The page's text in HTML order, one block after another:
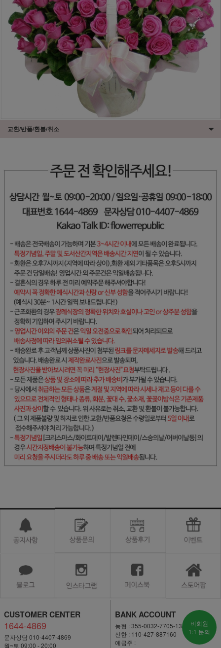
교환/반품/환불/취소
CUSTOMER CENTER
1644-4869
문자상담 010-4407-4869
월~토 09:00 - 20:00
BANK ACCOUNT
농협 : 355-0032-7705-13
신한 : 110-427-887160
예금주 :
비회원
1:1 문의